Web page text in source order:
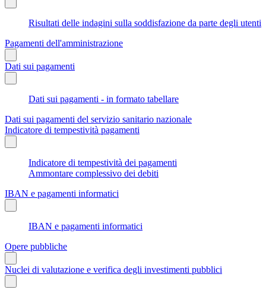
Risultati delle indagini sulla soddisfazione da parte degli utenti
Pagamenti dell'amministrazione
Dati sui pagamenti
Dati sui pagamenti - in formato tabellare
Dati sui pagamenti del servizio sanitario nazionale
Indicatore di tempestività pagamenti
Indicatore di tempestività dei pagamenti
Ammontare complessivo dei debiti
IBAN e pagamenti informatici
IBAN e pagamenti informatici
Opere pubbliche
Nuclei di valutazione e verifica degli investimenti pubblici